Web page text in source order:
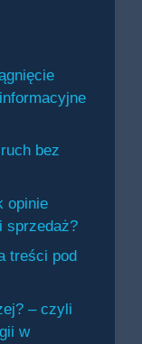
bez
opinie
sprzedaż?
treści pod
– czyli
w